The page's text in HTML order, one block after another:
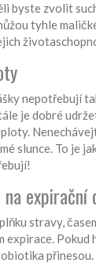
byste zvolit
tyhle
nepotřebují
je dobré
slunce. To je
expirační
stravy,
Pokud
přinesou.